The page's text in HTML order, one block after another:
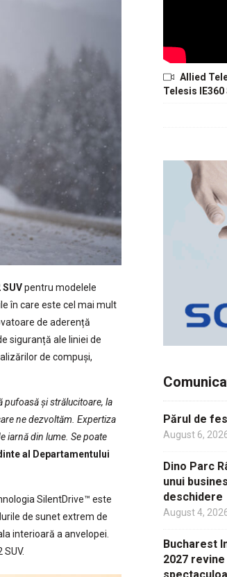
pentru modelele
în care este cel mai mult
de aderență
siguranță ale liniei de
de compuși,
pufoasă și strălucitoare, la
ne dezvoltăm. Expertiza
iarnă din lume. Se poate
al Departamentului
SilentDrive™ este
de sunet extrem de
interioară a anvelopei.
Allied
Telesis
Părul de
August 6,
Dino Parc
unui
deschidere
August 4,
Bucharest
2027